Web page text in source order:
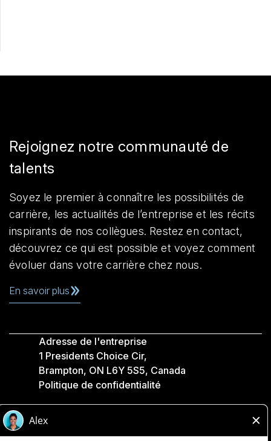
Rejoignez notre communauté de
talents
Soyez le premier à connaître les possibilités de
carrière, les actualités de l’entreprise et les récits
inspirants de nos collègues. Restez en contact,
découvrez ce qui est possible et voyez comment
évoluer dans votre carrière chez nous.
En savoir plus
Adresse de l'entreprise
1 Presidents Choice Cir,
Brampton, ON L6Y 5S5, Canada
Politique de confidentialité
Accessibilité